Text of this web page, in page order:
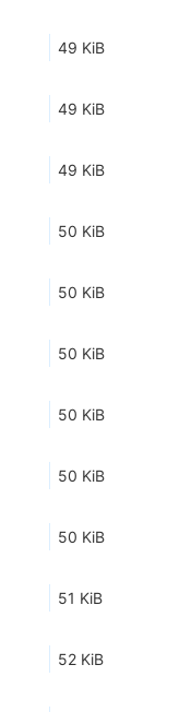
49 KiB
49 KiB
49 KiB
50 KiB
50 KiB
50 KiB
50 KiB
50 KiB
50 KiB
51 KiB
52 KiB